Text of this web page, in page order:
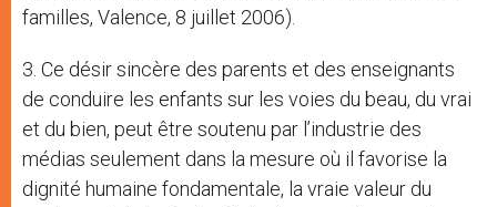
familles, Valence, 8 juillet 2006).
3. Ce désir sincère des parents et des enseignants
de conduire les enfants sur les voies du beau, du vrai
et du bien, peut être soutenu par l’industrie des
médias seulement dans la mesure où il favorise la
dignité humaine fondamentale, la vraie valeur du